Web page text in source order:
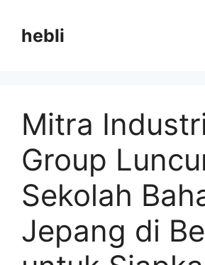
hebli
Mitra
Group
Sekolah
Jepang di